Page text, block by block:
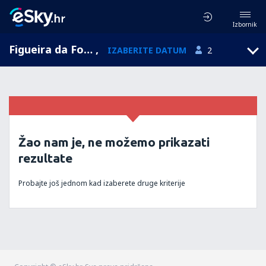
Izbornik
Figueira da Foz, Coimbra, Portugal , IZABERITE DATUM 2
Žao nam je, ne možemo prikazati
rezultate
Probajte još jednom kad izaberete druge kriterije